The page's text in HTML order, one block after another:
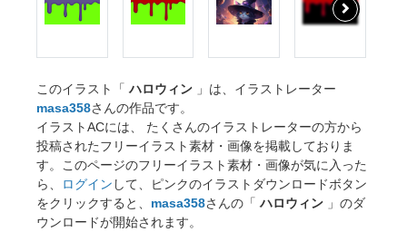
このイラスト「ハロウィン 」は、イラストレーター
masa358さんの作品です。
イラストACには、 たくさんのイラストレーターの方から
投稿されたフリーイラスト素材・画像を掲載しておりま
す。このページのフリーイラスト素材・画像が気に入った
ら、
ログイン して、ピンクのイラストダウンロードボタン
をクリックすると、 masa358さんの「ハロウィン 」のダ
ウンロードが開始されます。